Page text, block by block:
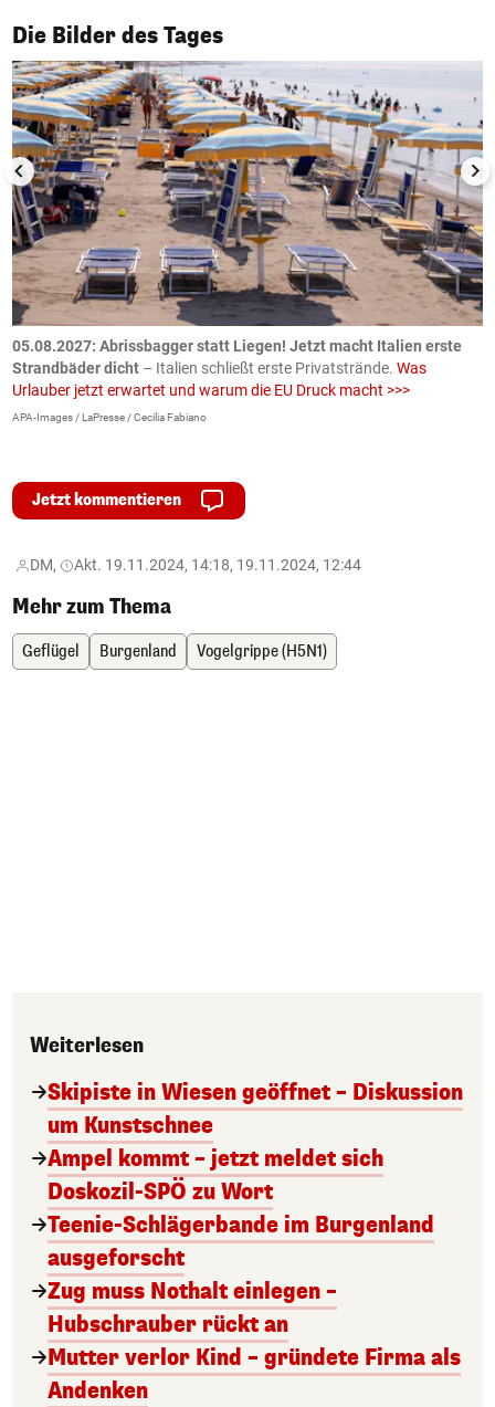
Die Bilder des Tages
1/50
05.08.2027: Abrissbagger statt Liegen! Jetzt macht Italien erste
Strandbäder dicht – Italien schließt erste Privatstrände. Was
Urlauber jetzt erwartet und warum die EU Druck macht >>>
APA-Images / LaPresse / Cecilia Fabiano
Jetzt kommentieren
DM, Akt. 19.11.2024, 14:18, 19.11.2024, 12:44
Mehr zum Thema
Geflügel Burgenland Vogelgrippe (H5N1)
Weiterlesen
Skipiste in Wiesen geöffnet – Diskussion
um Kunstschnee
Ampel kommt – jetzt meldet sich
Doskozil-SPÖ zu Wort
Teenie-Schlägerbande im Burgenland
ausgeforscht
Zug muss Nothalt einlegen –
Hubschrauber rückt an
Mutter verlor Kind – gründete Firma als
Andenken